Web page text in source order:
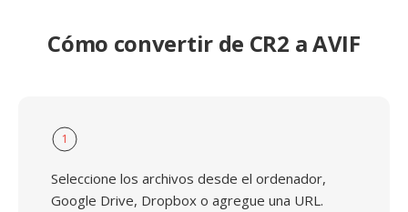
Cómo convertir de CR2 a AVIF
1
Seleccione los archivos desde el ordenador,
Google Drive, Dropbox o agregue una URL.